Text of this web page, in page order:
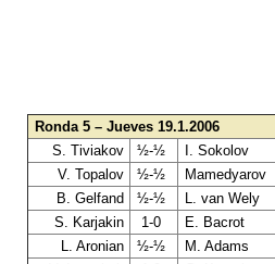
Ronda 5 – Jueves 19.1.2006
S. Tiviakov
½-½
I. Sokolov
V. Topalov
½-½
Mamedyarov
B. Gelfand
½-½
L. van Wely
S. Karjakin
1-0
E. Bacrot
L. Aronian
½-½
M. Adams